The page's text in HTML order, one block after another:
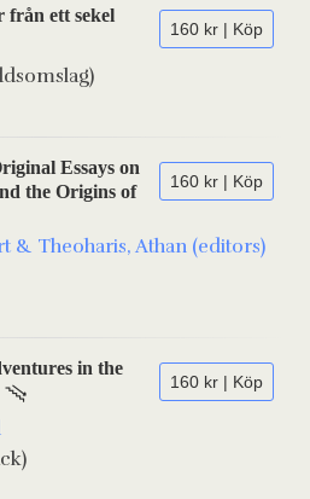
160 kr | Köp
från ett sekel
160 kr | Köp
Essays on
the Origins of
& Theoharis, Athan (editors)
160 kr | Köp
in the